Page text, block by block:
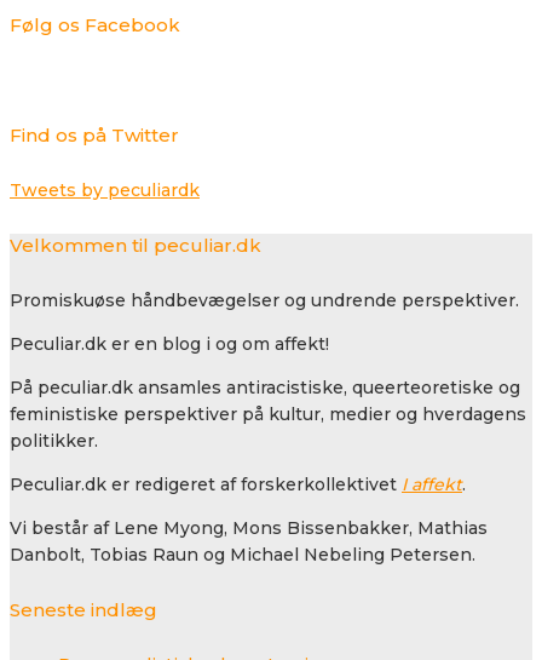
Følg os Facebook
Find os på Twitter
Tweets by peculiardk
Velkommen til peculiar.dk
Promiskuøse håndbevægelser og undrende perspektiver.
Peculiar.dk er en blog i og om affekt!
På peculiar.dk ansamles antiracistiske, queerteoretiske og
feministiske perspektiver på kultur, medier og hverdagens
politikker.
Peculiar.dk er redigeret af forskerkollektivet I affekt.
Vi består af Lene Myong, Mons Bissenbakker, Mathias
Danbolt, Tobias Raun og Michael Nebeling Petersen.
Seneste indlæg